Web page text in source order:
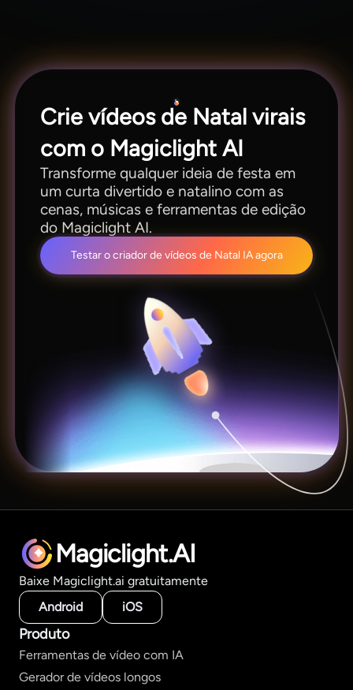
Crie vídeos de Natal virais
com o Magiclight AI
Transforme qualquer ideia de festa em
um curta divertido e natalino com as
cenas, músicas e ferramentas de edição
do Magiclight AI.
Testar o criador de vídeos de Natal IA agora
Magiclight.AI
Baixe Magiclight.ai gratuitamente
Android
iOS
Produto
Ferramentas de vídeo com IA
Gerador de vídeos longos